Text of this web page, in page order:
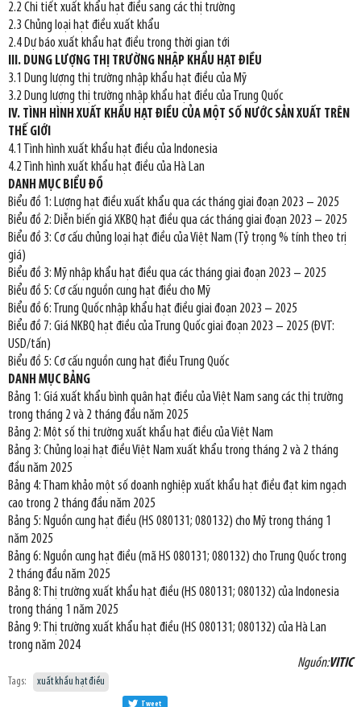
2.2 Chi tiết xuất khẩu hạt điều sang các thị trường
2.3 Chủng loại hạt điều xuất khẩu
2.4 Dự báo xuất khẩu hạt điều trong thời gian tới
III. DUNG LƯỢNG THỊ TRƯỜNG NHẬP KHẨU HẠT ĐIỀU
3.1 Dung lượng thị trường nhập khẩu hạt điều của Mỹ
3.2 Dung lượng thị trường nhập khẩu hạt điều của Trung Quốc
IV. TÌNH HÌNH XUẤT KHẨU HẠT ĐIỀU CỦA MỘT SỐ NƯỚC SẢN XUẤT TRÊN
THẾ GIỚI
4.1 Tình hình xuất khẩu hạt điều của Indonesia
4.2 Tình hình xuất khẩu hạt điều của Hà Lan
DANH MỤC BIỂU ĐỒ
Biểu đồ 1: Lượng hạt điều xuất khẩu qua các tháng giai đoạn 2023 – 2025
Biểu đồ 2: Diễn biến giá XKBQ hạt điều qua các tháng giai đoạn 2023 – 2025
Biểu đồ 3: Cơ cấu chủng loại hạt điều của Việt Nam (Tỷ trọng % tính theo trị
giá)
Biểu đồ 3: Mỹ nhập khẩu hạt điều qua các tháng giai đoạn 2023 – 2025
Biểu đồ 5: Cơ cấu nguồn cung hạt điều cho Mỹ
Biểu đồ 6: Trung Quốc nhập khẩu hạt điều giai đoạn 2023 – 2025
Biểu đồ 7: Giá NKBQ hạt điều của Trung Quốc giai đoạn 2023 – 2025 (ĐVT:
USD/tấn)
Biểu đồ 5: Cơ cấu nguồn cung hạt điều Trung Quốc
DANH MỤC BẢNG
Bảng 1: Giá xuất khẩu bình quân hạt điều của Việt Nam sang các thị trường
trong tháng 2 và 2 tháng đầu năm 2025
Bảng 2: Một số thị trường xuất khẩu hạt điều của Việt Nam
Bảng 3: Chủng loại hạt điều Việt Nam xuất khẩu trong tháng 2 và 2 tháng
đầu năm 2025
Bảng 4: Tham khảo một số doanh nghiệp xuất khẩu hạt điều đạt kim ngạch
cao trong 2 tháng đầu năm 2025
Bảng 5: Nguồn cung hạt điều (HS 080131; 080132) cho Mỹ trong tháng 1
năm 2025
Bảng 6: Nguồn cung hạt điều (mã HS 080131; 080132) cho Trung Quốc trong
2 tháng đầu năm 2025
Bảng 8: Thị trường xuất khẩu hạt điều (HS 080131; 080132) của Indonesia
trong tháng 1 năm 2025
Bảng 9: Thị trường xuất khẩu hạt điều (HS 080131; 080132) của Hà Lan
trong năm 2024
Nguồn:VITIC
Tags: xuất khẩu hạt điều
Tweet